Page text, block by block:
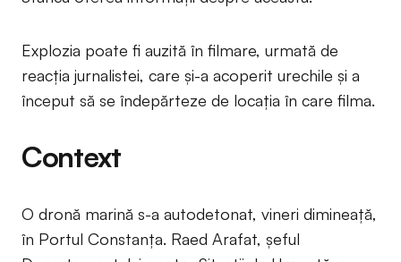
Explozia poate fi auzită în filmare, urmată de
reacția jurnalistei, care și-a acoperit urechile și a
început să se îndepărteze de locația în care filma.
Context
O dronă marină s-a autodetonat, vineri dimineață,
în Portul Constanța. Raed Arafat, șeful